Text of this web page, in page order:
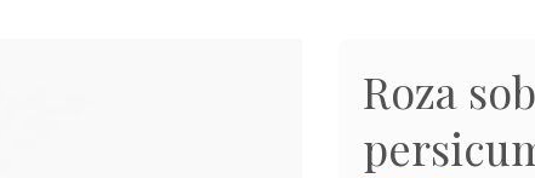
Roza